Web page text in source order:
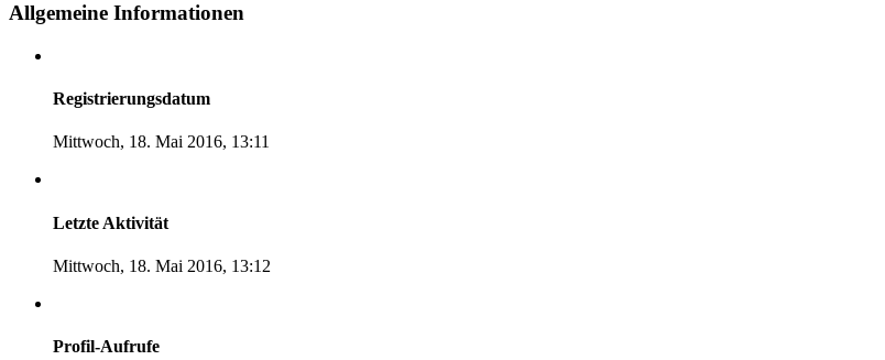
Allgemeine Informationen
Registrierungsdatum
Mittwoch, 18. Mai 2016, 13:11
Letzte Aktivität
Mittwoch, 18. Mai 2016, 13:12
Profil-Aufrufe